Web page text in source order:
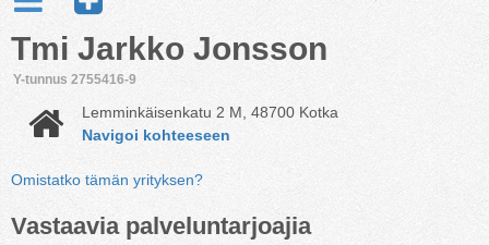
Tmi Jarkko Jonsson
Y-tunnus 2755416-9
Lemminkäisenkatu 2 M, 48700 Kotka
Navigoi kohteeseen
Omistatko tämän yrityksen?
Vastaavia palveluntarjoajia